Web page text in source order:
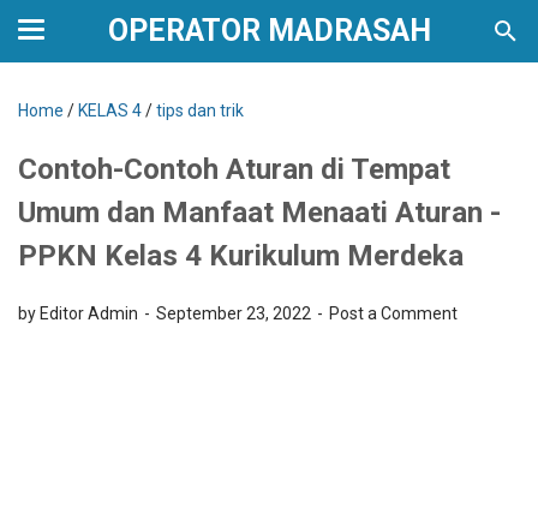
OPERATOR MADRASAH
Home / KELAS 4/tips dan trik
Contoh-Contoh Aturan di Tempat
Umum dan Manfaat Menaati Aturan -
PPKN Kelas 4 Kurikulum Merdeka
by Editor Admin September 23, 2022 Post a Comment